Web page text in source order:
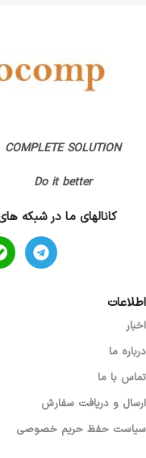
COMPLETE SOLUTION
Do it better
کانالهای ما در شبکه
اطلاعات
اخبار
درباره ما
تماس با ما
ارسال و دریافت سفارش
سیاست حفظ حریم خصوصی